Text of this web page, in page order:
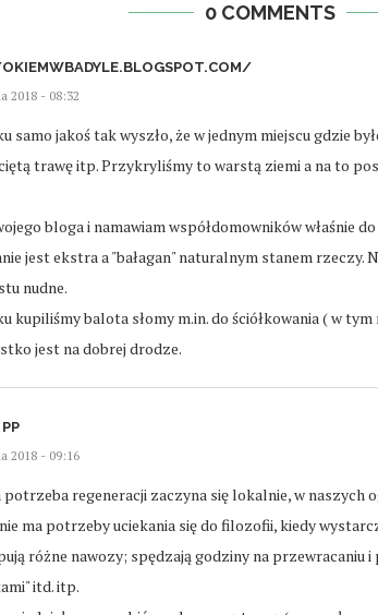
0 COMMENTS
2018 - 08:32
samo jakoś tak wyszło, że w jednym miejscu gdzie
trawę itp. Przykryliśmy to warstą ziemi a na to
bloga i namawiam współdomowników właśnie
jest ekstra a "bałagan" naturalnym stanem rzeczy.
nudne.
kupiliśmy balota słomy m.in. do ściółkowania ( w
jest na dobrej drodze.
2018 - 09:16
regeneracji zaczyna się lokalnie, w naszych
ma potrzeby uciekania się do filozofii, kiedy
różne nawozy; spędzają godziny na przewracaniu
itd. itp.